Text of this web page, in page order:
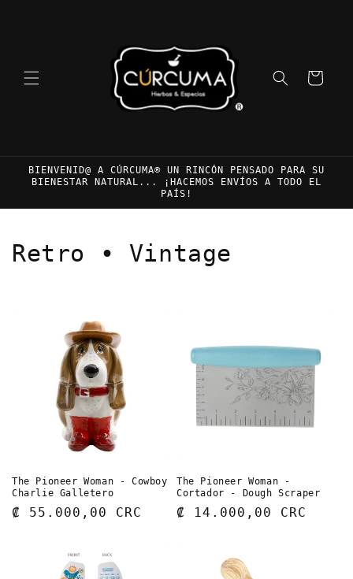
Carrito
BIENVENID@ A CÚRCUMA® UN RINCÓN PENSADO PARA SU
BIENESTAR NATURAL... ¡HACEMOS ENVÍOS A TODO EL
PAÍS!
C
n
Retro • Vintage
The Pioneer Woman - Cowboy
Charlie Galletero
Precio
₡ 55.000,00 CRC
The Pioneer Woman -
Cortador - Dough Scraper
Precio
₡ 14.000,00 CRC